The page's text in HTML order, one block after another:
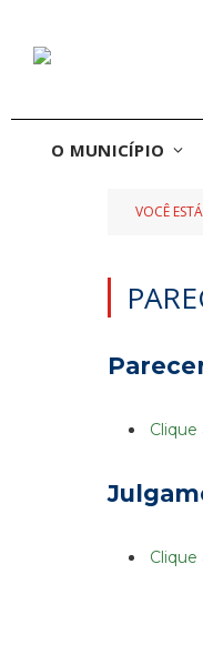
O MUNICÍPIO
VOCÊ
Clique
Clique